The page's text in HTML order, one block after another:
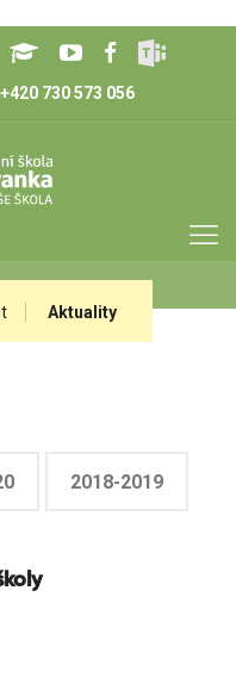
+420 730 573 056
Aktuality
2018-2019